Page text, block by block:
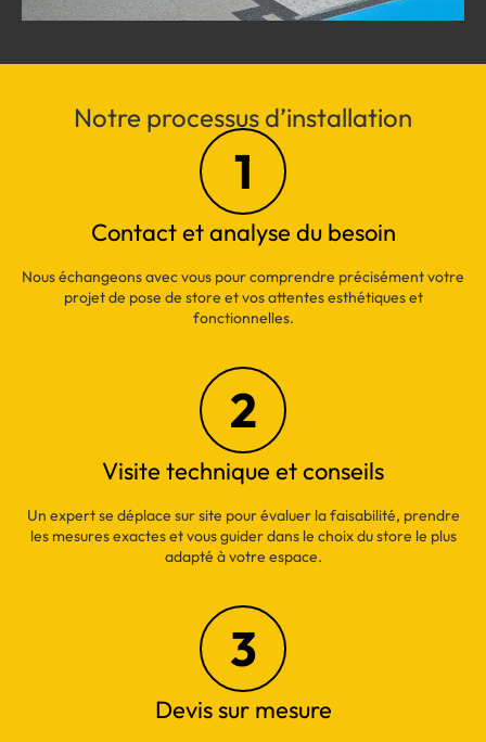
Notre processus d’installation
1
Contact et analyse du besoin
Nous échangeons avec vous pour comprendre précisément votre
projet de pose de store et vos attentes esthétiques et
fonctionnelles.
2
Visite technique et conseils
Un expert se déplace sur site pour évaluer la faisabilité, prendre
les mesures exactes et vous guider dans le choix du store le plus
adapté à votre espace.
3
Devis sur mesure